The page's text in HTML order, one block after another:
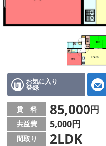
ハウスメーカー施工特集！
IT重説について
スタッフ紹介
賃貸管理の北白川店
お気に入り
登録
賃 料 85,000円
共益費 5,000円
間取り 2LDK